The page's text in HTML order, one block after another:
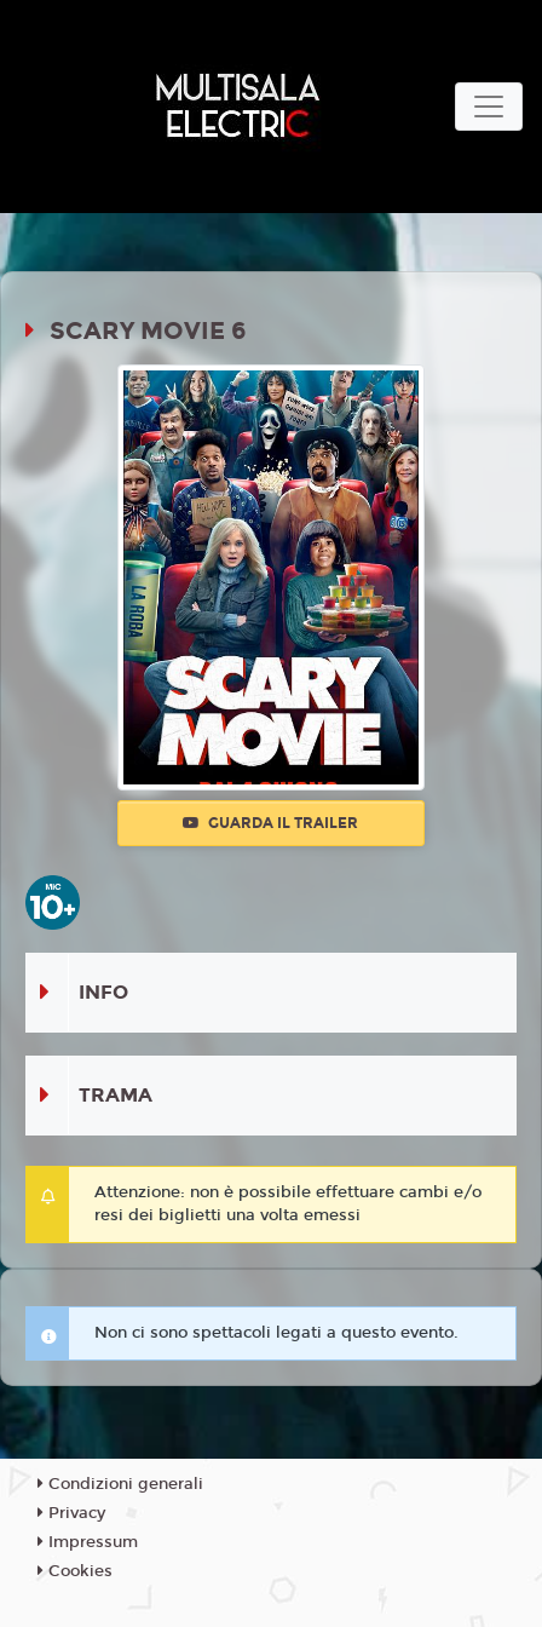
SCARY MOVIE 6
GUARDA IL TRAILER
INFO
TRAMA
Attenzione: non è possibile effettuare cambi e/o
resi dei biglietti una volta emessi
Non ci sono spettacoli legati a questo evento.
Condizioni generali
Privacy
Impressum
Cookies